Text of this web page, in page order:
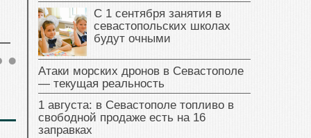
С 1 сентября занятия в
севастопольских школах
будут очными
Атаки морских дронов в Севастополе
— текущая реальность
1 августа: в Севастополе топливо в
свободной продаже есть на 16
заправках